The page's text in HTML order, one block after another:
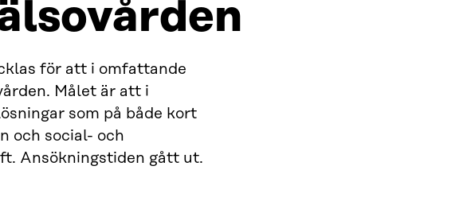
för att i omfattande
Målet är att i
som på både kort
och social- och
Ansökningstiden gått ut.